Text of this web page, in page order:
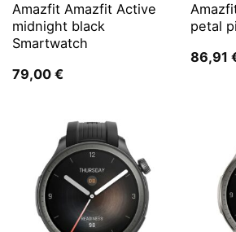
Amazfit Amazfit Active
midnight black
Smartwatch
79,00 €
petal
86,91